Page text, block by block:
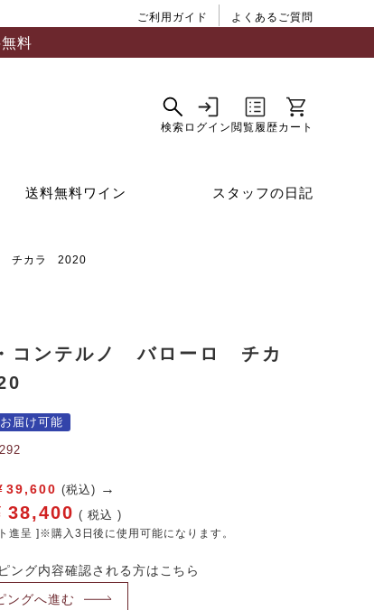
ご利用ガイド よくあるご質問
料
送料無料ワイン スタッフの日記
チカラ 2020
コンテルノ バローロ チカ
届け可能
39,600 (税込)
38,400 税込
進呈 ]※購入3日後に使用可能になります。
ング内容確認される方はこちら
ングへ進む